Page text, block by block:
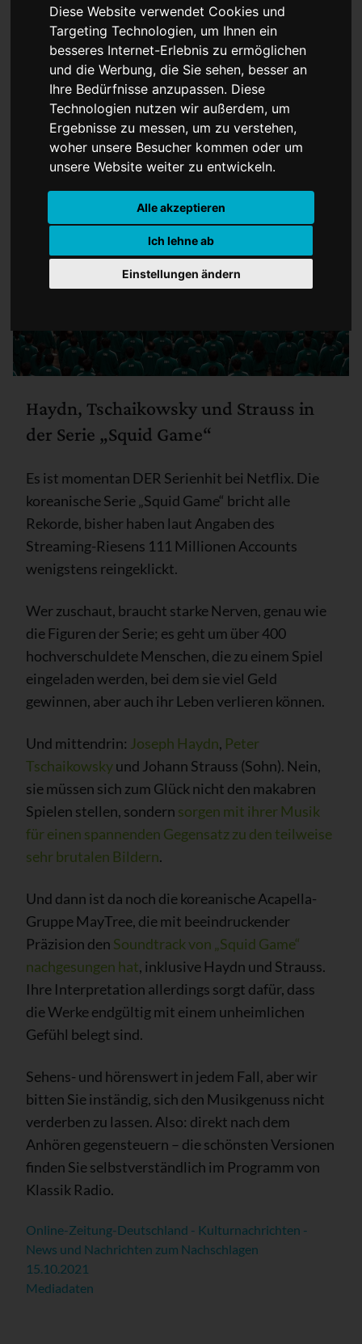
Diese Website verwendet Cookies und
Targeting Technologien, um Ihnen ein
besseres Internet-Erlebnis zu ermöglichen
und die Werbung, die Sie sehen, besser an
Ihre Bedürfnisse anzupassen. Diese
Technologien nutzen wir außerdem, um
Ergebnisse zu messen, um zu verstehen,
woher unsere Besucher kommen oder um
unsere Website weiter zu entwickeln.
Alle akzeptieren
Ich lehne ab
Einstellungen ändern
Klassik News und Netflix
Haydn, Tschaikowsky und Strauss in
der Serie „Squid Game“
Es ist momentan DER Serienhit bei Netflix. Die
koreanische Serie „Squid Game“ bricht alle
Rekorde, bisher haben laut Angaben des
Streaming-Riesens 111 Millionen Accounts
wenigstens reingeklickt.
Wer zuschaut, braucht starke Nerven, genau wie
die Figuren der Serie; es geht um über 400
hochverschuldete Menschen, die zu einem Spiel
eingeladen werden, bei dem sie viel Geld
gewinnen, aber auch ihr Leben verlieren können.
Und mittendrin: Joseph Haydn, Peter
Tschaikowskyund Johann Strauss (Sohn). Nein,
sie müssen sich zum Glück nicht den makabren
Spielen stellen, sondern sorgen mit ihrer Musik
für einen spannenden Gegensatz zu den teilweise
sehr brutalen Bildern.
Und dann ist da noch die koreanische Acapella-
Gruppe MayTree, die mit beeindruckender
Präzision den Soundtrack von „Squid Game“
nachgesungen hat, inklusive Haydn und Strauss.
Ihre Interpretation allerdings sorgt dafür, dass
die Werke endgültig mit einem unheimlichen
Gefühl belegt sind.
Sehens- und hörenswert in jedem Fall, aber wir
bitten Sie inständig, sich den Musikgenuss nicht
verderben zu lassen. Also: direkt nach dem
Anhören gegensteuern – die schönsten Versionen
finden Sie selbstverständlich im Programm von
Klassik Radio.
Online-Zeitung-Deutschland - Kulturnachrichten -
News und Nachrichten zum Nachschlagen
15.10.2021
Mediadaten